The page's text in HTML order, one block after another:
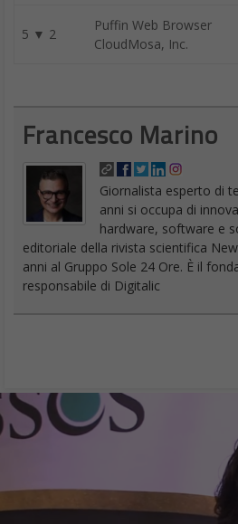
5 ▼ 2
Puffin Web Browser
CloudMosa, Inc.
Francesco Marino
Giornalista esperto di
anni si occupa di
hardware, software e
editoriale della rivista scientifica
anni al Gruppo Sole 24 Ore. È il
responsabile di Digitalic